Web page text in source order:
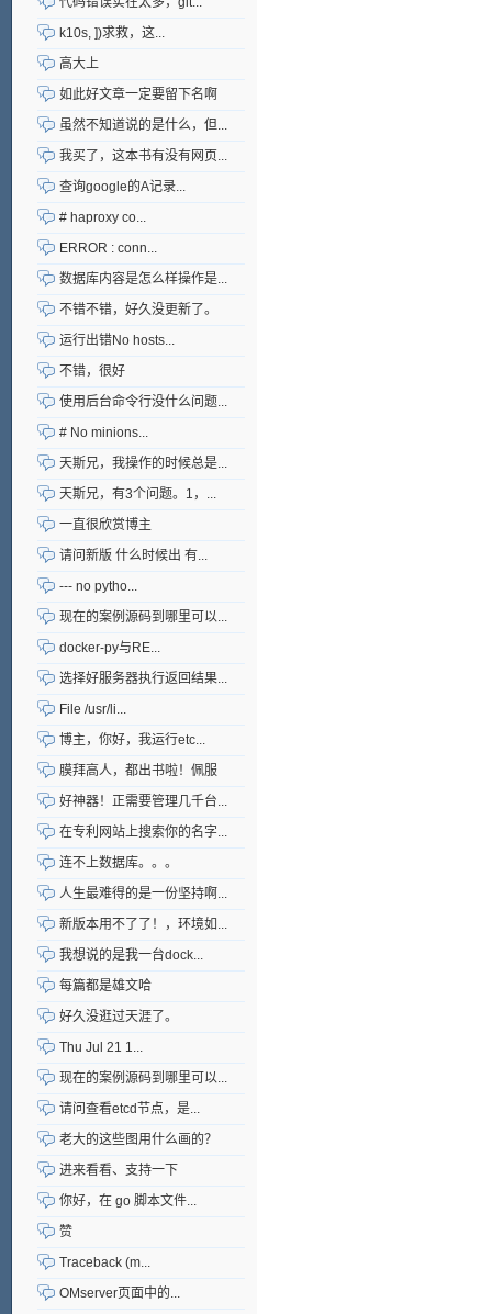
k10s, ])求救，这...
高大上
如此好文章一定要留下名啊
虽然不知道说的是什么，但...
我买了，这本书有没有网页...
查询google的A记录...
# haproxy co...
ERROR : conn...
数据库内容是怎么样操作是...
不错不错，好久没更新了。
运行出错No hosts...
不错，很好
使用后台命令行没什么问题...
# No minions...
天斯兄，我操作的时候总是...
天斯兄，有3个问题。1，...
一直很欣赏博主
请问新版 什么时候出 有...
--- no pytho...
现在的案例源码到哪里可以...
docker-py与RE...
选择好服务器执行返回结果...
File /usr/li...
博主，你好，我运行etc...
膜拜高人，都出书啦！佩服
好神器！正需要管理几千台...
在专利网站上搜索你的名字...
连不上数据库。。。
人生最难得的是一份坚持啊...
新版本用不了了！，环境如...
我想说的是我一台dock...
每篇都是雄文哈
好久没逛过天涯了。
Thu Jul 21 1...
现在的案例源码到哪里可以...
请问查看etcd节点，是...
老大的这些图用什么画的？
进来看看、支持一下
你好，在 go 脚本文件...
赞
Traceback (m...
OMserver页面中的...